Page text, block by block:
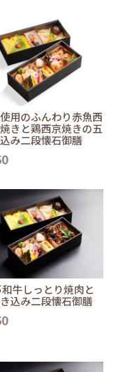
用のふんわり赤魚西
きと鶏西京焼きの五
み二段懐石御膳
牛しっとり焼肉と
込み二段懐石御膳